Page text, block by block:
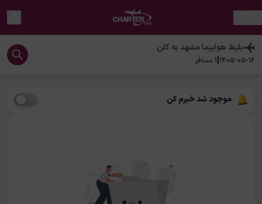
بلیط هواپیمامشهد به کلن
1405-05-16
|
1 مسافر
موجود شد خبرم کن